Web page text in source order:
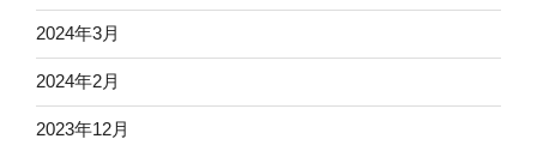
2024年3月
2024年2月
2023年12月